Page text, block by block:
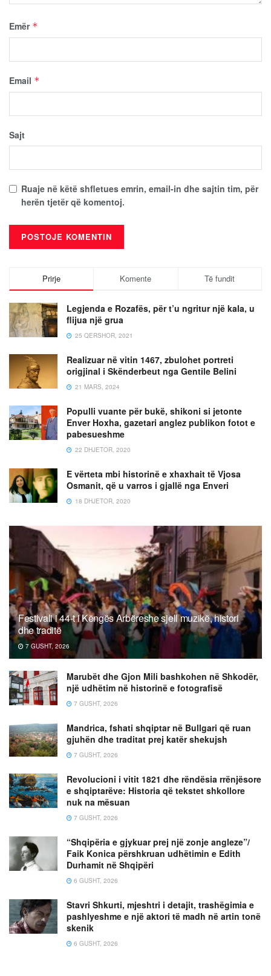
Emër *
Email *
Sajt
Ruaje në këtë shfletues emrin, email-in dhe sajtin tim, për
herën tjetër që komentoj.
Prirje Komente Të fundit
Legjenda e Rozafës, për t’u ngritur një kala, u
flijua një grua
25 QERSHOR, 2021
Realizuar në vitin 1467, zbulohet portreti
origjinal i Skënderbeut nga Gentile Belini
21 MARS, 2024
Populli vuante për bukë, shikoni si jetonte
Enver Hoxha, gazetari anglez publikon fotot e
pabesueshme
22 DHJETOR, 2020
E vërteta mbi historinë e xhaxhait të Vjosa
Osmanit, që u varros i gjallë nga Enveri
18 DHJETOR, 2020
Festivali i 44-t i Këngës Arbëreshe sjell muzikë, histori
dhe traditë
7 GUSHT, 2026
Marubët dhe Gjon Mili bashkohen në Shkodër,
një udhëtim në historinë e fotografisë
7 GUSHT, 2026
Mandrica, fshati shqiptar në Bullgari që ruan
gjuhën dhe traditat prej katër shekujsh
7 GUSHT, 2026
Revolucioni i vitit 1821 dhe rëndësia rrënjësore
e shqiptarëve: Historia që tekstet shkollore
nuk na mësuan
7 GUSHT, 2026
“Shqipëria e gjykuar prej një zonje angleze”/
Faik Konica përshkruan udhëtimin e Edith
Durhamit në Shqipëri
6 GUSHT, 2026
Stavri Shkurti, mjeshtri i detajit, trashëgimia e
pashlyeshme e një aktori të madh në artin tonë
skenik
6 GUSHT, 2026